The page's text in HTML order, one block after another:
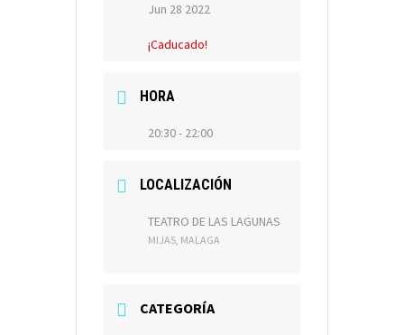
Jun 28 2022
¡Caducado!
HORA
20:30 - 22:00
LOCALIZACIÓN
TEATRO DE LAS LAGUNAS
MIJAS, MALAGA
CATEGORÍA